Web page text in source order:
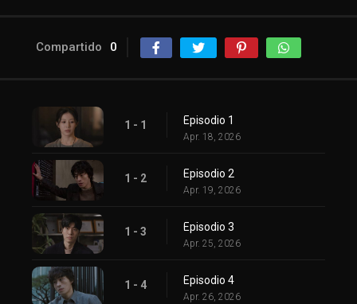
Compartido 0
1 - 1 Episodio 1
Apr. 18, 2026
1 - 2 Episodio 2
Apr. 19, 2026
1 - 3 Episodio 3
Apr. 25, 2026
1 - 4 Episodio 4
Apr. 26, 2026